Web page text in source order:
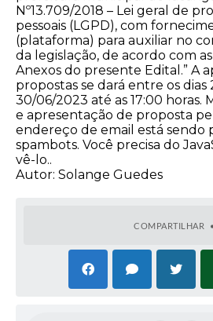
Nº13.709/2018 – Lei geral de
pessoais (LGPD), com
(plataforma) para auxiliar no
da legislação, de acordo com
Anexos do presente Edital.” A
propostas se dará entre os dias
30/06/2023 até as 17:00 horas.
e apresentação de proposta
endereço de email está sendo
spambots. Você precisa do
vê-lo..
Autor: Solange Guedes
COMPARTILHAR